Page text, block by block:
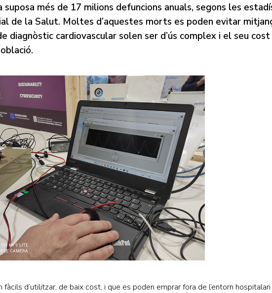
més de 17 milions defuncions anuals, segons les
de la Salut. Moltes d’aquestes morts es poden evitar
diagnòstic cardiovascular solen ser d’ús complex i el seu
fàcils d’utilitzar, de baix cost, i que es poden emprar fora de l’entorn